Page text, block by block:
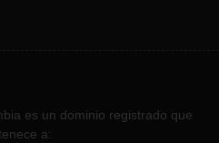
es un dominio registrado que
a: